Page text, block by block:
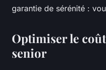
garantie de sérénité :
Optimiser le
senior